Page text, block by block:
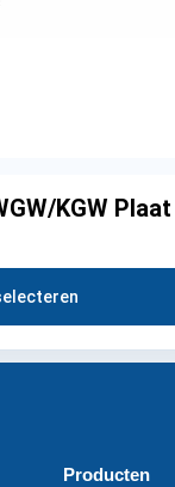
KGW Plaat
Producten